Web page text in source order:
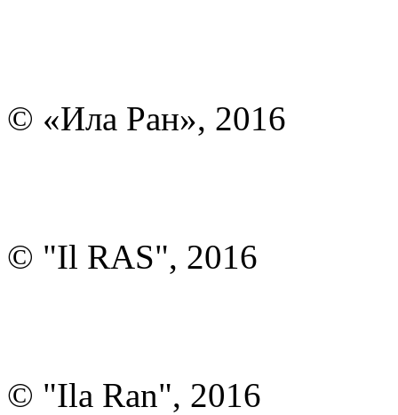
© «Ила Ран», 2016
© "Il RAS", 2016
© "Ila Ran", 2016